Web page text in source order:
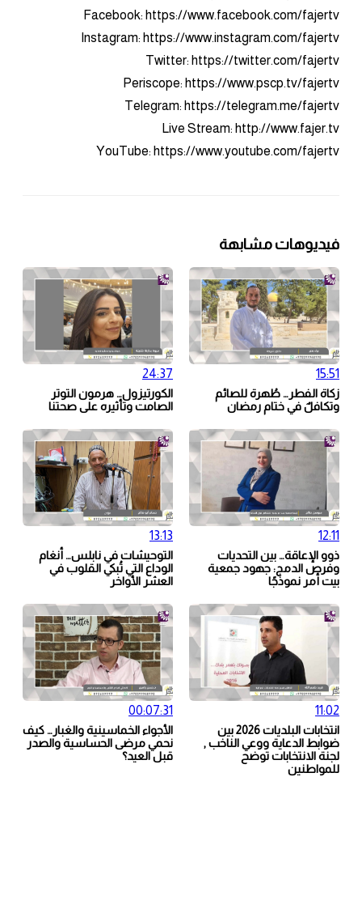
Facebook: https://www.facebook.com/fajertv
Instagram: https://www.instagram.com/fajertv
Twitter: https://twitter.com/fajertv
Periscope: https://www.pscp.tv/fajertv
Telegram: https://telegram.me/fajertv
Live Stream: http://www.fajer.tv
YouTube: https://www.youtube.com/fajertv
فيديوهات مشابهة
15:51
زكاة الفطر… طُهرة للصائم
وتكافلٌ في ختام رمضان
24:37
الكورتيزول… هرمون التوتر
الصامت وتأثيره على صحتنا
12:11
ذوو الإعاقة… بين التحديات
وفرص الدمج: جهود جمعية
بيت أمر نموذجًا
13:13
التوحيشات في نابلس… أنغام
الوداع التي تُبكي القلوب في
العشر الأواخر
11:02
انتخابات البلديات 2026 بين
ضوابط الدعاية ووعي الناخب ,
لجنة الانتخابات توضح
للمواطنين
00:07:31
الأجواء الخماسينية والغبار… كيف
نحمي مرضى الحساسية والصدر
قبل العيد؟